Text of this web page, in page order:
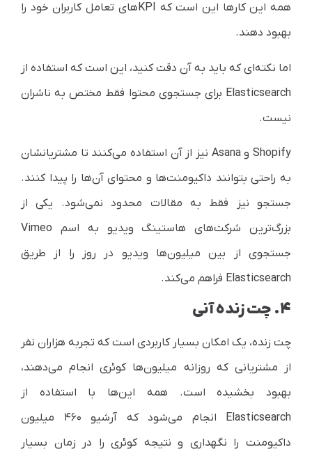
همه این کارها این است که KPIهای تعامل کاربران خود را
بهبود دهند.
اما نکته‌ای که باید به آن دقت کنید، این است که استفاده از
Elasticsearch برای جستجوی محتوا فقط مختص به ناشران
نیست.
ShopifyوAsana نیز از آن استفاده می‌کنند تا مشتریانشان
به راحتی بتوانند داکیومنت‌ها و محتوای آن‌ها را پیدا کنند.
جستجو نیز فقط به مقالات محدود نمی‌شود. یکی از
بزرگ‌ترین شرکت‌های هاستینگ ویدیو به اسم Vimeo
جستجوی از بین میلیون‌ها ویدیو در روز را از طریق
Elasticsearch فراهم می‌کند.
۴. چت زنده آنی
چت زنده، یک امکان بسیار کاربردی است که تجربه هزاران نفر
از مشتریانی که روزانه میلیون‌ها کوئری انجام می‌دهند،
بهبود بخشیده است. همه این‌ها با استفاده از
Elasticsearch
انجام می‌شود که آرشیو ۴۶۰ میلیون
داکیومنت را نگهداری و نتیجه کوئری را در زمان بسیار